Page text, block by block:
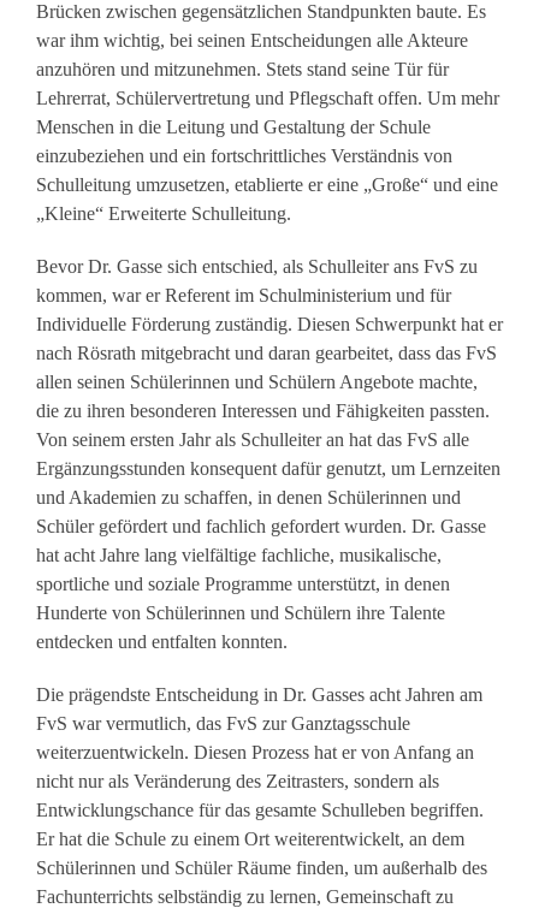
Brücken zwischen gegensätzlichen Standpunkten baute. Es
war ihm wichtig, bei seinen Entscheidungen alle Akteure
anzuhören und mitzunehmen. Stets stand seine Tür für
Lehrerrat, Schülervertretung und Pflegschaft offen. Um mehr
Menschen in die Leitung und Gestaltung der Schule
einzubeziehen und ein fortschrittliches Verständnis von
Schulleitung umzusetzen, etablierte er eine „Große“ und eine
„Kleine“ Erweiterte Schulleitung.
Bevor Dr. Gasse sich entschied, als Schulleiter ans FvS zu
kommen, war er Referent im Schulministerium und für
Individuelle Förderung zuständig. Diesen Schwerpunkt hat er
nach Rösrath mitgebracht und daran gearbeitet, dass das FvS
allen seinen Schülerinnen und Schülern Angebote machte,
die zu ihren besonderen Interessen und Fähigkeiten passten.
Von seinem ersten Jahr als Schulleiter an hat das FvS alle
Ergänzungsstunden konsequent dafür genutzt, um Lernzeiten
und Akademien zu schaffen, in denen Schülerinnen und
Schüler gefördert und fachlich gefordert wurden. Dr. Gasse
hat acht Jahre lang vielfältige fachliche, musikalische,
sportliche und soziale Programme unterstützt, in denen
Hunderte von Schülerinnen und Schülern ihre Talente
entdecken und entfalten konnten.
Die prägendste Entscheidung in Dr. Gasses acht Jahren am
FvS war vermutlich, das FvS zur Ganztagsschule
weiterzuentwickeln. Diesen Prozess hat er von Anfang an
nicht nur als Veränderung des Zeitrasters, sondern als
Entwicklungschance für das gesamte Schulleben begriffen.
Er hat die Schule zu einem Ort weiterentwickelt, an dem
Schülerinnen und Schüler Räume finden, um außerhalb des
Fachunterrichts selbständig zu lernen, Gemeinschaft zu